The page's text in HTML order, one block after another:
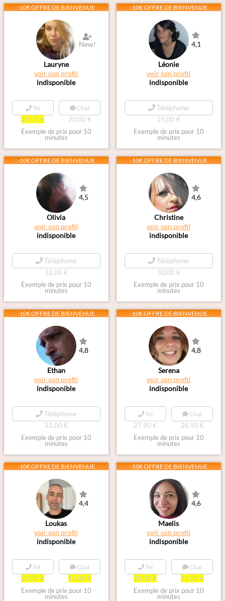
-10€ OFFRE DE BIENVENUE
New!
Lauryne
voir son profil
indisponible
Tel
20,00 €
Chat
20,00 €
Exemple de prix pour 10
minutes
-10€ OFFRE DE BIENVENUE
4,1
Léonie
voir son profil
indisponible
Téléphone
25,00 €
Exemple de prix pour 10
minutes
-10€ OFFRE DE BIENVENUE
4,5
Olivia
voir son profil
indisponible
Téléphone
32,00 €
Exemple de prix pour 10
minutes
-10€ OFFRE DE BIENVENUE
4,6
Christine
voir son profil
indisponible
Téléphone
30,00 €
Exemple de prix pour 10
minutes
-10€ OFFRE DE BIENVENUE
4,8
Ethan
voir son profil
indisponible
Téléphone
31,00 €
Exemple de prix pour 10
minutes
-10€ OFFRE DE BIENVENUE
4,8
Serena
voir son profil
indisponible
Tel
27,90 €
Chat
26,90 €
Exemple de prix pour 10
minutes
-10€ OFFRE DE BIENVENUE
4,4
Loukas
voir son profil
indisponible
Tel
20,00 €
Chat
16,00 €
Exemple de prix pour 10
minutes
-10€ OFFRE DE BIENVENUE
4,6
Maelis
voir son profil
indisponible
Tel
20,00 €
Chat
15,00 €
Exemple de prix pour 10
minutes